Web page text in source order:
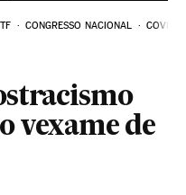
CONGRESSO NACIONAL COVID-
vexame de